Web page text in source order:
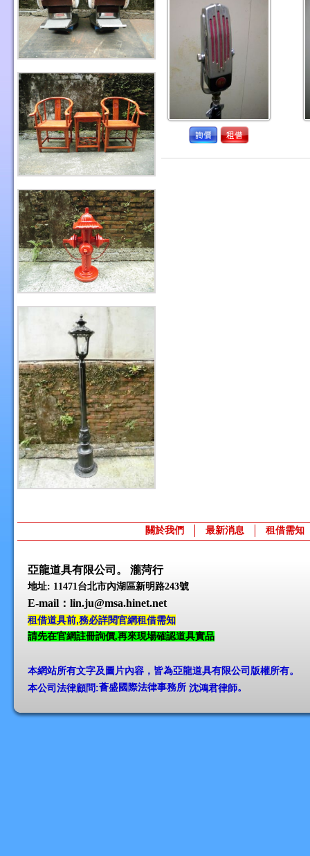
關於我們 最新消息 租借需知
亞龍道具有限公司。 瀧菏行
地址: 11471台北市內湖區新明路243號
E-mail ：lin.ju@msa.hinet.net
租借道具前,務必詳閱官網租借需知
請先在官網註冊詢價,再來現場確認道具實品
本網站所有文字及圖片內容，皆為亞龍道具有限公司版權所有。
本公司法律顧問:薈盛國際法律事務所 沈鴻君律師。